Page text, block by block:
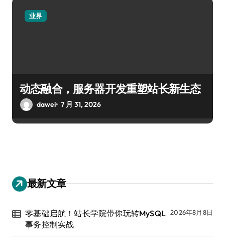
业界
动态融合，服务器开发重塑站长新生态
dawei 7 月 31, 2026
最新文章
零基础启航！站长学院带你玩转MySQL
事务控制实战
2026年8月8日